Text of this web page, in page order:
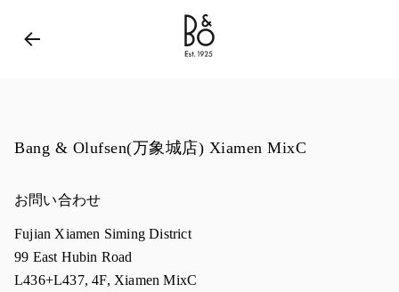
Bang & Olufsen - Exist to Create
Bang & Olufsen(万象城店) Xiamen MixC
お問い合わせ
Fujian Xiamen Siming District
99 East Hubin Road
L436+L437, 4F, Xiamen MixC